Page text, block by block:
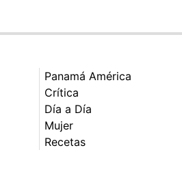
Panamá América
Crítica
Día a Día
Mujer
Recetas